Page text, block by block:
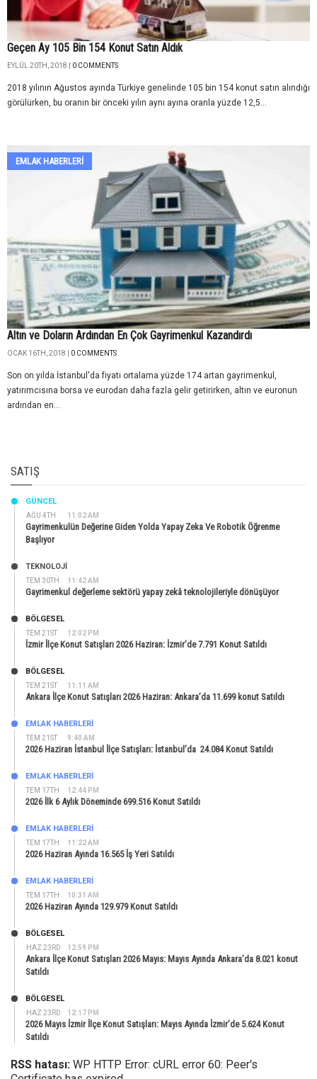
Geçen Ay 105 Bin 154 Konut Satın Aldık
EYLÜL 20TH, 2018 | 0 COMMENTS
2018 yılının Ağustos ayında Türkiye genelinde 105 bin 154 konut satın alındığı
görülürken, bu oranın bir önceki yılın aynı ayına oranla yüzde 12,5...
EMLAK HABERLERI
Altın ve Doların Ardından En Çok Gayrimenkul Kazandırdı
OCAK 16TH, 2018 | 0 COMMENTS
Son on yılda İstanbul'da fiyatı ortalama yüzde 174 artan gayrimenkul,
yatırımcısına borsa ve eurodan daha fazla gelir getirirken, altın ve euronun
ardından en...
SATIŞ
AĞU 4TH 11:02 AM
GÜNCEL
Gayrimenkulün Değerine Giden Yolda Yapay Zeka Ve Robotik Öğrenme
Başlıyor
TEM 30TH 11:42 AM
TEKNOLOJİ
Gayrimenkul değerleme sektörü yapay zekâ teknolojileriyle dönüşüyor
TEM 21ST 12:02 PM
BÖLGESEL
İzmir İlçe Konut Satışları 2026 Haziran: İzmir’de 7.791 Konut Satıldı
TEM 21ST 11:11 AM
BÖLGESEL
Ankara İlçe Konut Satışları 2026 Haziran: Ankara’da 11.699 konut Satıldı
TEM 21ST 9:40 AM
EMLAK HABERLERI
2026 Haziran İstanbul İlçe Satışları: İstanbul’da 24.084 Konut Satıldı
TEM 17TH 12:44 PM
EMLAK HABERLERI
2026 İlk 6 Aylık Döneminde 699.516 Konut Satıldı
TEM 17TH 11:22 AM
EMLAK HABERLERI
2026 Haziran Ayında 16.565 İş Yeri Satıldı
TEM 17TH 10:31 AM
EMLAK HABERLERI
2026 Haziran Ayında 129.979 Konut Satıldı
HAZ 23RD 12:59 PM
BÖLGESEL
Ankara İlçe Konut Satışları 2026 Mayıs: Mayıs Ayında Ankara’da 8.021 konut
Satıldı
HAZ 23RD 12:17 PM
BÖLGESEL
2026 Mayıs İzmir İlçe Konut Satışları: Mayıs Ayında İzmir’de 5.624 Konut
Satıldı
RSS hatası: WP HTTP Error: cURL error 60: Peer's